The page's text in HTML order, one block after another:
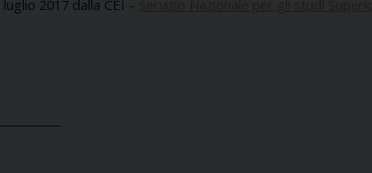
2017 dalla CEI – Servizio Nazionale per gli studi